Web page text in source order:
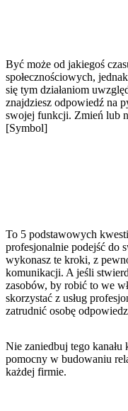
Być może od jakiegoś
społecznościowych,
się tym działaniom
znajdziesz odpowiedź na
swojej funkcji. Zmień lub
[Symbol]
To 5 podstawowych
profesjonalnie podejść do
wykonasz te kroki, z
komunikacji. A jeśli
zasobów, by robić to we
skorzystać z usług
zatrudnić osobę
Nie zaniedbuj tego
pomocny w budowaniu
każdej firmie.